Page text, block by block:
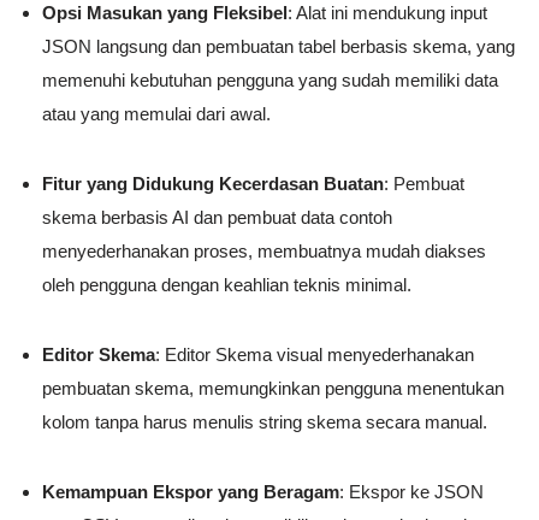
Opsi Masukan yang Fleksibel: Alat ini mendukung input
JSON langsung dan pembuatan tabel berbasis skema, yang
memenuhi kebutuhan pengguna yang sudah memiliki data
atau yang memulai dari awal.
Fitur yang Didukung Kecerdasan Buatan: Pembuat
skema berbasis AI dan pembuat data contoh
menyederhanakan proses, membuatnya mudah diakses
oleh pengguna dengan keahlian teknis minimal.
Editor Skema: Editor Skema visual menyederhanakan
pembuatan skema, memungkinkan pengguna menentukan
kolom tanpa harus menulis string skema secara manual.
Kemampuan Ekspor yang Beragam: Ekspor ke JSON